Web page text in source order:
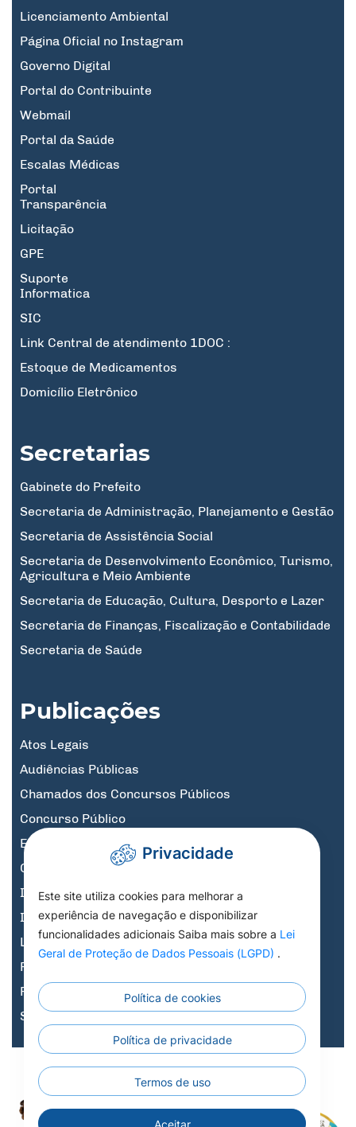
Licenciamento Ambiental
Página Oficial no Instagram
Governo Digital
Portal do Contribuinte
Webmail
Portal da Saúde
Escalas Médicas
Portal
Transparência
Licitação
GPE
Suporte
Informatica
SIC
Link Central de atendimento 1DOC :
Estoque de Medicamentos
Domicílio Eletrônico
Secretarias
Gabinete do Prefeito
Secretaria de Administração, Planejamento e Gestão
Secretaria de Assistência Social
Secretaria de Desenvolvimento Econômico, Turismo,
Agricultura e Meio Ambiente
Secretaria de Educação, Cultura, Desporto e Lazer
Secretaria de Finanças, Fiscalização e Contabilidade
Secretaria de Saúde
Publicações
Atos Legais
Audiências Públicas
Chamados dos Concursos Públicos
Concurso Público
Educação
Governo Digital
Informativos
Informativos Licitações
Legislação, Decretos e Portarias
Previdência
Processo Seletivo
Saúde
Todos os
Todos os Direitos Reservados a Prefeitura
Municipal de Nortelândia - 2026
Privacidade
Este site utiliza cookies para melhorar a
experiência de navegação e disponibilizar
funcionalidades adicionais Saiba mais sobre a Lei
Geral de Proteção de Dados Pessoais (LGPD) .
Política de cookies
Política de privacidade
Termos de uso
Aceitar